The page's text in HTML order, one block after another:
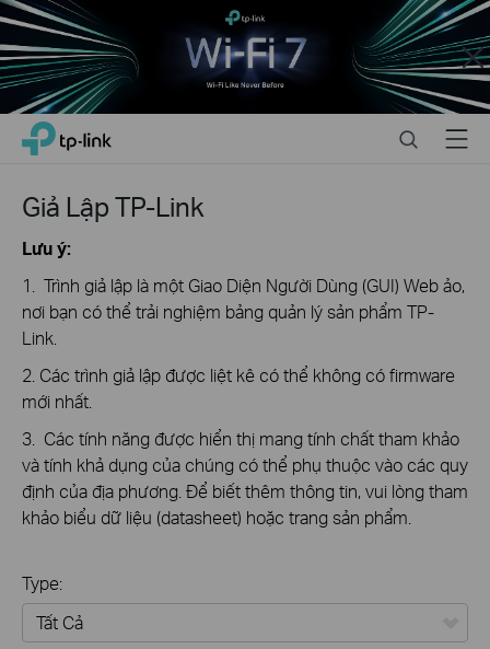
Close
Click
navigation
TP-Link, Reliably Smart SearchMenu
Giả Lập TP-Link
Lưu ý:
1. Trình giả lập là một Giao Diện Người Dùng (GUI) Web ảo,
nơi bạn có thể trải nghiệm bảng quản lý sản phẩm TP-
Link.
2. Các trình giả lập được liệt kê có thể không có firmware
mới nhất.
3. Các tính năng được hiển thị mang tính chất tham khảo
và tính khả dụng của chúng có thể phụ thuộc vào các quy
định của địa phương. Để biết thêm thông tin, vui lòng tham
khảo biểu dữ liệu (datasheet) hoặc trang sản phẩm.
Type: